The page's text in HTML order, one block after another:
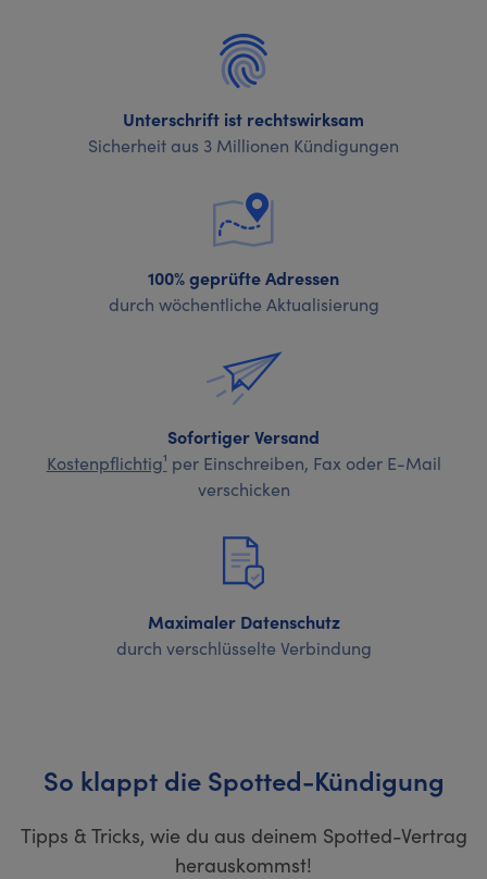
Unterschrift ist rechtswirksam
Sicherheit aus 3 Millionen Kündigungen
100% geprüfte Adressen
durch wöchentliche Aktualisierung
Sofortiger Versand
Kostenpflichtig¹ per Einschreiben, Fax oder E-Mail
verschicken
Maximaler Datenschutz
durch verschlüsselte Verbindung
So klappt die Spotted-Kündigung
Tipps & Tricks, wie du aus deinem Spotted-Vertrag
herauskommst!